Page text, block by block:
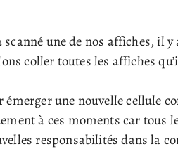
une de nos affiches, il y
coller toutes les affiches
une nouvelle cellule
à ces moments car tous
responsabilités dans la